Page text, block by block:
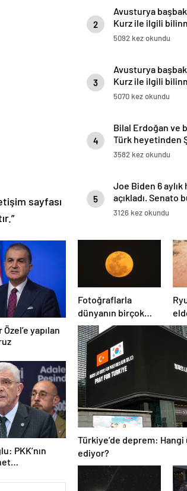
sayfası
yapılan
PKK’nın
2
Avusturya
Kurz ile ilgili
5092 kez okundu
3
Avusturya
Kurz ile ilgili
5070 kez okundu
4
Bilal Erdoğan ve
Türk heyetinden
Emevi Camii’nde
3582 kez okundu
5
Joe Biden 6
açıkladı. Senato
3126 kez okundu
Fotoğraflarla
dünyanın birçok
yerinden ‘Süper Ay’
manzaraları
Türkiye’de deprem: Hangi
ediyor?